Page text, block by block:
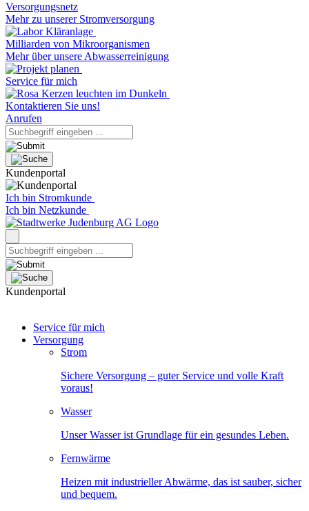
Versorgungsnetz
Mehr zu unserer Stromversorgung
Milliarden von Mikroorganismen
Mehr über unsere Abwasserreinigung
Service für mich
Kontaktieren Sie uns!
Anrufen
Kundenportal
Ich bin Stromkunde
Ich bin Netzkunde
Kundenportal
Service für mich
Versorgung
Strom
Sichere Versorgung – guter Service und volle Kraft
voraus!
Wasser
Unser Wasser ist Grundlage für ein gesundes Leben.
Fernwärme
Heizen mit industrieller Abwärme, das ist sauber, sicher
und bequem.